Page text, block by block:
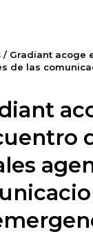
/ Gradiant acoge
de las